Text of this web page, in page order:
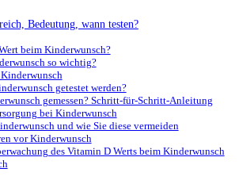
Bedeutung, wann testen?
beim Kinderwunsch?
so wichtig?
getestet werden?
gemessen? Schritt-für-Schritt-Anleitung
bei Kinderwunsch
und wie Sie diese vermeiden
vor Kinderwunsch
des Vitamin D Werts beim Kinderwunsch